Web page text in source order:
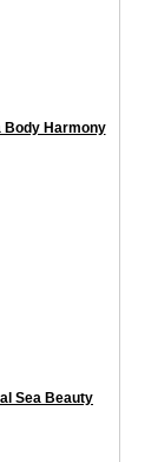
Body Harmony
Sea Beauty